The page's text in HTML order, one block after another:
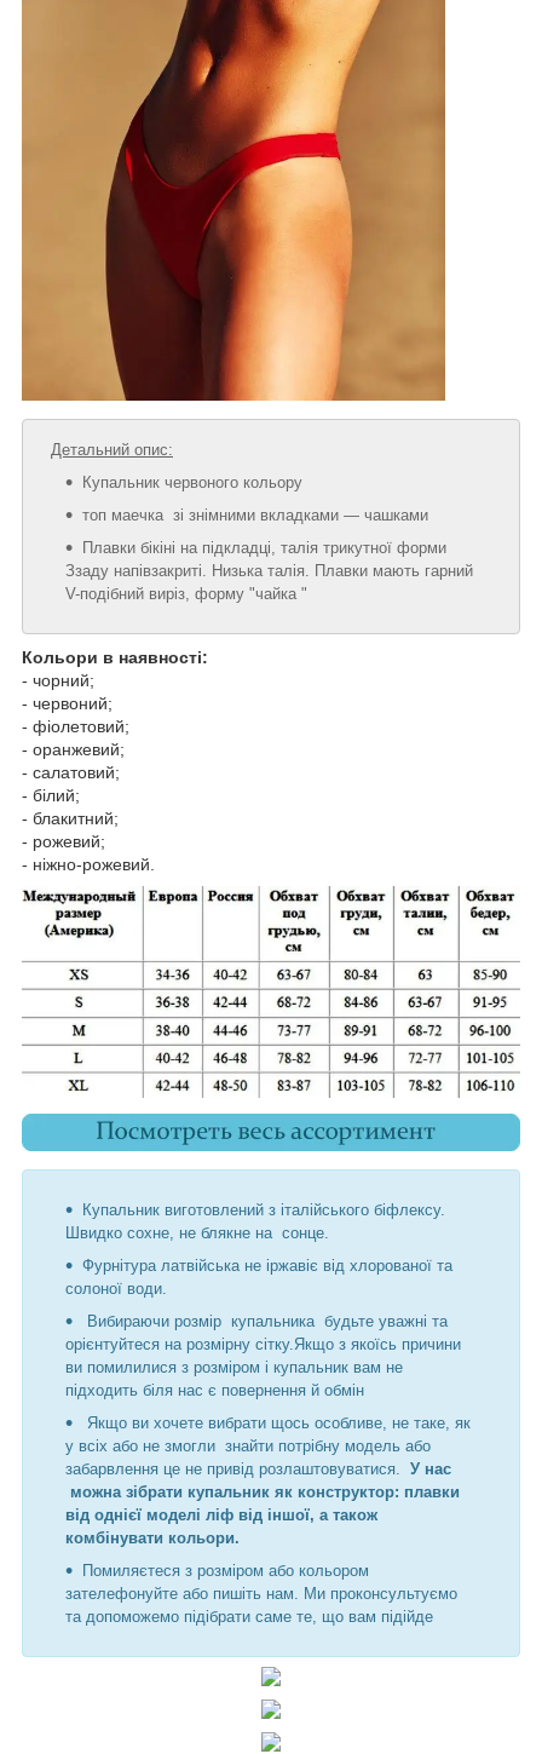
Детальний опис:
Купальник червоного кольору
топ маечка зі знімними вкладками — чашками
Плавки бікіні на підкладці, талія трикутної форми
Ззаду напівзакриті. Низька талія. Плавки мають гарний
V-подібний виріз, форму "чайка "
Кольори в наявності:
- чорний;
- червоний;
- фіолетовий;
- оранжевий;
- салатовий;
- білий;
- блакитний;
- рожевий;
- ніжно-рожевий.
Купальник виготовлений з італійського біфлексу.
Швидко сохне, не блякне на сонце.
Фурнітура латвійська не іржавіє від хлорованої та
солоної води.
Вибираючи розмір купальника будьте уважні та
орієнтуйтеся на розмірну сітку.Якщо з якоїсь причини
ви помилилися з розміром і купальник вам не
підходить біля нас є повернення й обмін
Якщо ви хочете вибрати щось особливе, не таке, як
у всіх або не змогли знайти потрібну модель або
забарвлення це не привід розлаштовуватися. У нас
можна зібрати купальник як конструктор: плавки
від однієї моделі ліф від іншої, а також
комбінувати кольори.
Помиляєтеся з розміром або кольором
зателефонуйте або пишіть нам. Ми проконсультуємо
та допоможемо підібрати саме те, що вам підійде